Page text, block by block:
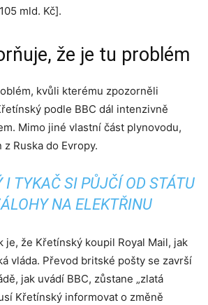
mld. Kč].
že je tu problém
kvůli kterému zpozorněli
podle BBC dál intenzivně
Mimo jiné vlastní část plynovodu,
Ruska do Evropy.
I TYKAČ SI PŮJČÍ OD STÁTU
NA ELEKTŘINU
je, že Křetínský koupil Royal Mail, jak
vláda. Převod britské pošty se završí
jak uvádí BBC, zůstane „zlatá
Křetínský informovat o změně